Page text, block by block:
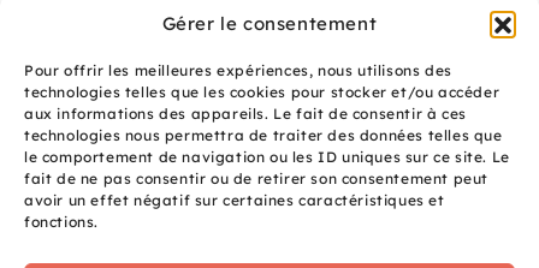
Gérer le consentement
Pour offrir les meilleures expériences, nous utilisons des
technologies telles que les cookies pour stocker et/ou accéder
aux informations des appareils. Le fait de consentir à ces
technologies nous permettra de traiter des données telles que
le comportement de navigation ou les ID uniques sur ce site. Le
fait de ne pas consentir ou de retirer son consentement peut
avoir un effet négatif sur certaines caractéristiques et
fonctions.
Un site réalisé avec